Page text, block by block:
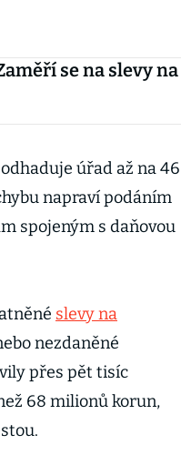
se na slevy na
úřad až na 46
napraví podáním
spojeným s daňovou
slevy na
nezdaněné
přes pět tisíc
68 milionů korun,